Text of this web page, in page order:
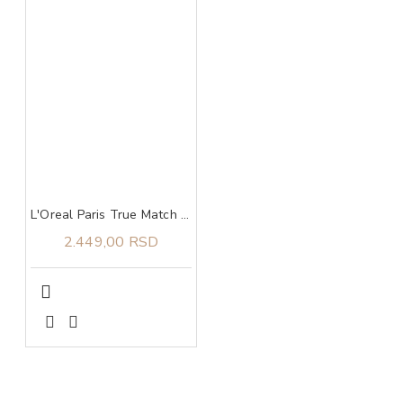
L'Oreal Paris True Match tonirani serum 4-5
2.449,00 RSD